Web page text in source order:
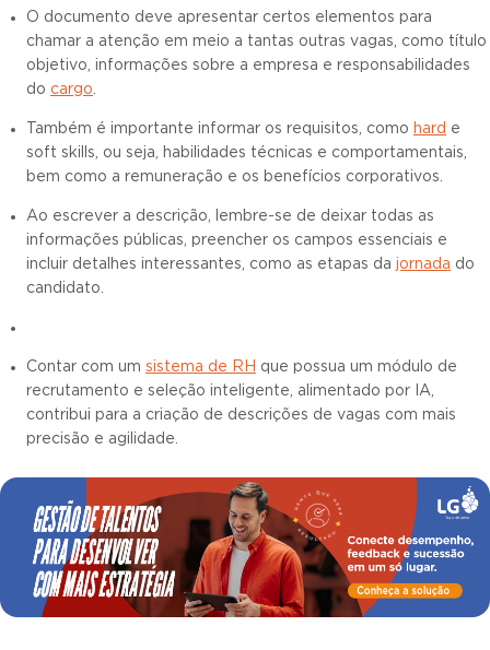
O documento deve apresentar certos elementos para
chamar a atenção em meio a tantas outras vagas, como título
objetivo, informações sobre a empresa e responsabilidades
do cargo.
Também é importante informar os requisitos, como hard e
soft skills, ou seja, habilidades técnicas e comportamentais,
bem como a remuneração e os benefícios corporativos.
Ao escrever a descrição, lembre-se de deixar todas as
informações públicas, preencher os campos essenciais e
incluir detalhes interessantes, como as etapas da jornada do
candidato.
Contar com um sistema de RH que possua um módulo de
recrutamento e seleção inteligente, alimentado por IA,
contribui para a criação de descrições de vagas com mais
precisão e agilidade.